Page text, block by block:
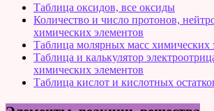
Таблица оксидов, все оксиды
Количество и число протонов,
химических элементов
Таблица молярных масс химических
Таблица и калькулятор
химических элементов
Таблица кислот и кислотных